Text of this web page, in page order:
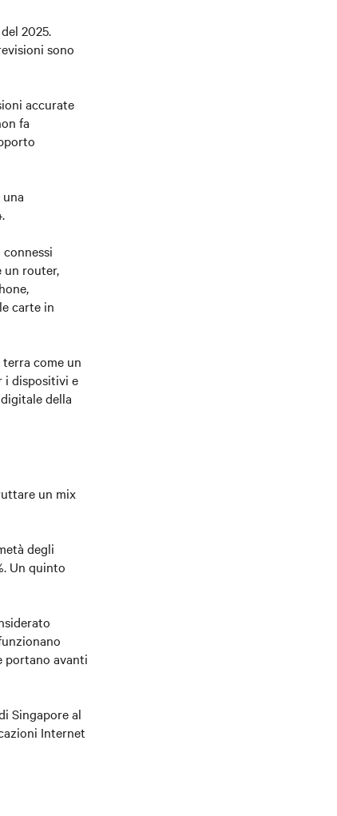
2025.
sono
accurate
fa
un router,
carte in
come un
i dispositivi e
della
un mix
degli
Un quinto
portano avanti
Singapore al
Internet